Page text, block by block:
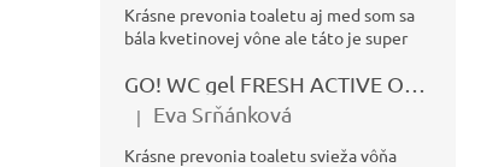
Krásne prevonia toaletu aj med som sa
bála kvetinovej vône ale táto je super
Hodnotenie produktu je 5 z 5 hviezdičiek.
| Eva Srňánková
Krásne prevonia toaletu svieža vôňa